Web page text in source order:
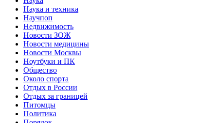
Наука и техника
Научпоп
Недвижимость
Новости ЗОЖ
Новости медицины
Новости Москвы
Ноутбуки и ПК
Общество
Около спорта
Отдых в России
Отдых за границей
Питомцы
Политика